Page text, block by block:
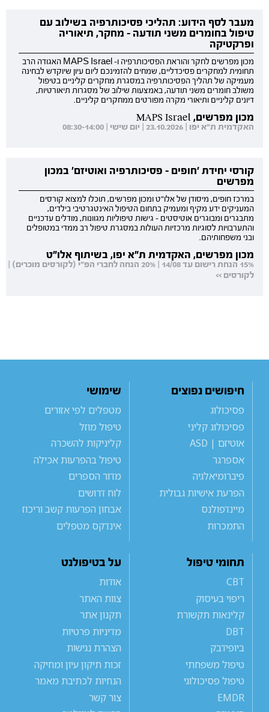
מעבר לסף הידוע: תהליכי פסיכותרפיה בשילוב עם
טיפול בחומרים משני תודעה - מחקר, תיאוריה
ופרקטיקה
מכון מפרשים לחקר והוראת הפסיכותרפיה ו- MAPS Israel האגודה הרב
תחומית למחקרים פסיכדליים, שמחים להזמינכם ליום עיון שיוקדש לבחינה
מעמיקה של תהליך הפסיכותרפיה במסגרת מחקרים קליניים בטיפול
משולב חומרים משני תודעה, באמצעות שילוב של מסגרות תיאורטיות,
דיונים קליניים ותיאורי מקרה מפורטים ממחקרים קליניים.
מכון מפרשים, MAPS Israel
האקדמית ת"א יפו | 23.10.2026 | יום שישי | 08:30-14:00
קורסי יחידת 'חופים - פסיכותרפיה ואוטיזם' במכון
מפרשים
במרכז חופים, מיסודן של אלו"ט ומכון מפרשים, תוכלו למצוא קורסים
המעניקים ידע מקיף ומעמיק בתחום הטיפול האינטגרטיבי בילדים,
מתבגרים ומבוגרים אוטיסטים - גישות טיפוליות מגוונות, מודלים עדכניים
והתערבויות לסוגיות מרכזיות העולות במסגרת טיפול רב ממדי במטופלים
ובני משפחותיהם.
מכון מפרשים, האקדמית ת"א יפו, בשיתוף אלו"ט
15% הנחת רישום עד 14/08 | 20% הנחה לחברי הפ"י (לקורסים מוכרים) |
לקורסים >>
חיפושים נפוצים
פסיכולוג
פסיכולוג קליני
אוטיזם | ASD
אספרגר
פיברומיאלגיה
הפרעת אישיות גבולית
מיינדפולנס
התמכרות
שימושי
מטפלים לפי אזורים
טיפול מוזל
קליניקות להשכרה
טיפול בהפרעות אכילה
מדור הספרים
לוח דרושים
אבחון הפרעות קשב וריכוז
אינדקס מטפלים
תחומי טיפול
CBT
ריפוי בעיסוק
קלינאות תקשורת
DBT
ביופידבק
טיפול משפחתי
טיפול פסיכולוגי
EMDR
על בטיפולנט
אודות
צוות האתר
תקנון אתר
מדיניות פרטיות
הצהרת נגישות
זכות תיקון עיון ומחיקה
הנחיות לכתיבת מאמר
צור קשר